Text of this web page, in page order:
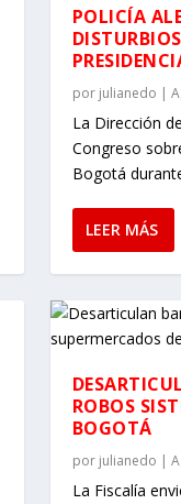
POLICÍA
por julianedo |
La Dirección
Congreso
Bogotá
LEER MÁS
ROBOS
BOGOTÁ
por julianedo |
La Fiscalía